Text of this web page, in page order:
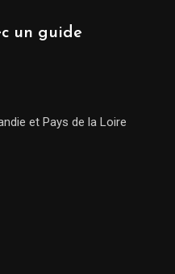
un guide
et Pays de la Loire